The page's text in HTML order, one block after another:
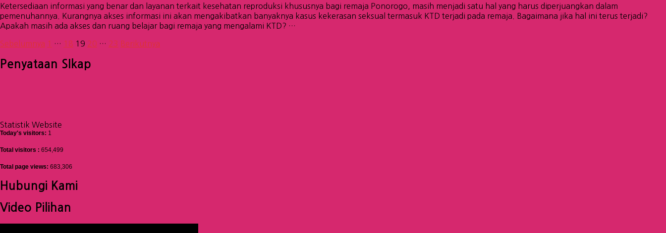
Ketersediaan informasi yang benar dan layanan terkait kesehatan reproduksi khususnya bagi remaja Ponorogo, masih menjadi satu hal yang harus diperjuangkan dalam
pemenuhannya. Kurangnya akses informasi ini akan mengakibatkan banyaknya kasus kekerasan seksual termasuk KTD terjadi pada remaja. Bagaimana jika hal ini terus terjadi?
Apakah masih ada akses dan ruang belajar bagi remaja yang mengalami KTD? …
Paginasi
pos
Sebelumnya Halaman
1 … Halaman
18 Halaman
19 Halaman
20 … Halaman
23 Berikutnya
Penyataan SIkap
Statistik Website
Today's visitors: 1
Total visitors : 654,499
Total page views: 683,306
Hubungi Kami
Video Pilihan